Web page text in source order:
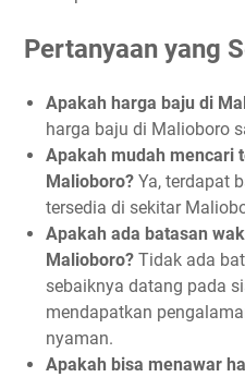
Pertanyaan yang
Apakah harga baju di
harga baju di Malioboro
Apakah mudah mencari
Malioboro? Ya, terdapat
tersedia di sekitar
Apakah ada batasan
Malioboro? Tidak ada
sebaiknya datang pada
mendapatkan
nyaman.
Apakah bisa menawar